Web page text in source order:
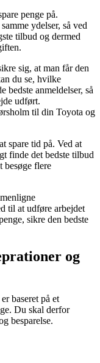
penge på.
ydelser, så ved
tilbud og dermed
sig, at man får den
du se, hvilke
bedste anmeldelser, så
udført.
til din Toyota og
spare tid på. Ved at
finde det bedste tilbud
besøge flere
til at udføre arbejdet
sikre den bedste
og
baseret på et
Du skal derfor
besparelse.